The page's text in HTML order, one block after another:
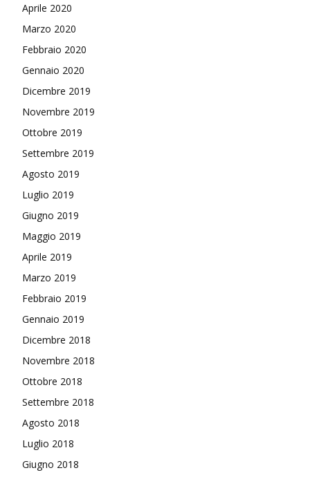
Aprile 2020
Marzo 2020
Febbraio 2020
Gennaio 2020
Dicembre 2019
Novembre 2019
Ottobre 2019
Settembre 2019
Agosto 2019
Luglio 2019
Giugno 2019
Maggio 2019
Aprile 2019
Marzo 2019
Febbraio 2019
Gennaio 2019
Dicembre 2018
Novembre 2018
Ottobre 2018
Settembre 2018
Agosto 2018
Luglio 2018
Giugno 2018